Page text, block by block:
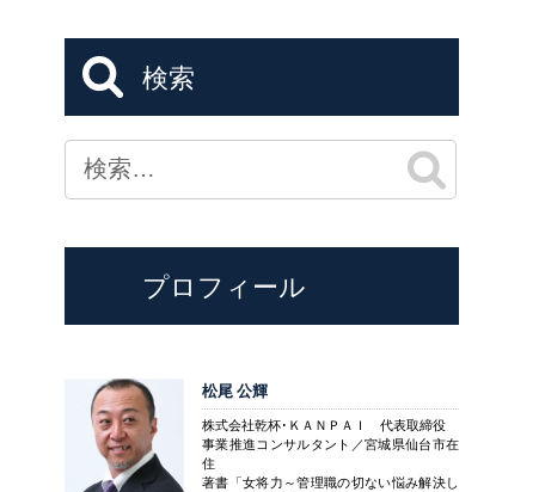
検索
プロフィール
松尾 公輝
株式会社乾杯･ＫＡＮＰＡＩ 代表取締役
事業推進コンサルタント／宮城県仙台市在
住
著書「女将力～管理職の切ない悩み解決し